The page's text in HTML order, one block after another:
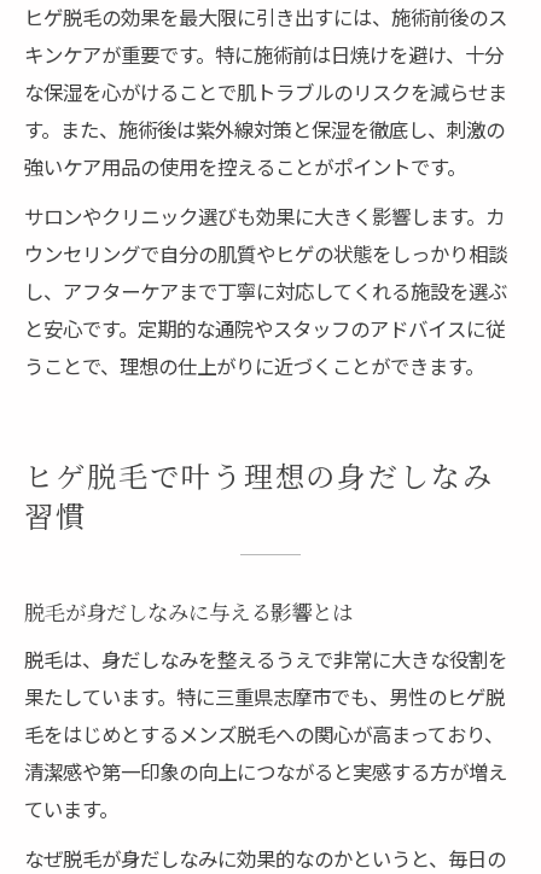
ヒゲ脱毛の効果を最大限に引き出すには、施術前後のス
キンケアが重要です。特に施術前は日焼けを避け、十分
な保湿を心がけることで肌トラブルのリスクを減らせま
す。また、施術後は紫外線対策と保湿を徹底し、刺激の
強いケア用品の使用を控えることがポイントです。
サロンやクリニック選びも効果に大きく影響します。カ
ウンセリングで自分の肌質やヒゲの状態をしっかり相談
し、アフターケアまで丁寧に対応してくれる施設を選ぶ
と安心です。定期的な通院やスタッフのアドバイスに従
うことで、理想の仕上がりに近づくことができます。
ヒゲ脱毛で叶う理想の身だしなみ
習慣
脱毛が身だしなみに与える影響とは
脱毛は、身だしなみを整えるうえで非常に大きな役割を
果たしています。特に三重県志摩市でも、男性のヒゲ脱
毛をはじめとするメンズ脱毛への関心が高まっており、
清潔感や第一印象の向上につながると実感する方が増え
ています。
なぜ脱毛が身だしなみに効果的なのかというと、毎日の